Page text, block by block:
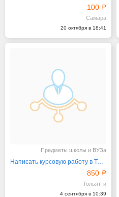
100
Самара
20 октября в 18:41
Предметы школы и ВУЗа
Написать курсовую работу в Тольятти
850
Тольятти
4 сентября в 10:39